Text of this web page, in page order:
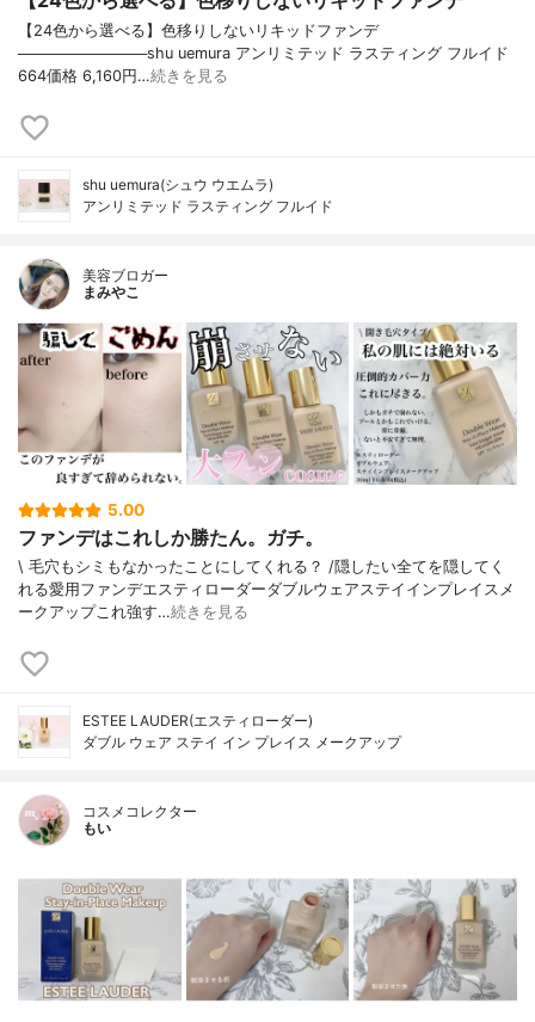
【24色から選べる】色移りしないリキッドファンデ
────────────shu uemura アンリミテッド ラスティング フルイド
664価格 6,160円…続きを見る
shu uemura(シュウ ウエムラ)
アンリミテッド ラスティング フルイド
美容ブロガー
まみやこ
5.00
ファンデはこれしか勝たん。ガチ。
\ 毛穴もシミもなかったことにしてくれる？ /⁡⁡隠したい全てを隠してく
れる愛用ファンデ⁡エスティローダーダブルウェアステイインプレイスメ
ークアップ⁡⁡これ強す…続きを見る
ESTEE LAUDER(エスティローダー)
ダブル ウェア ステイ イン プレイス メークアップ
コスメコレクター
もい